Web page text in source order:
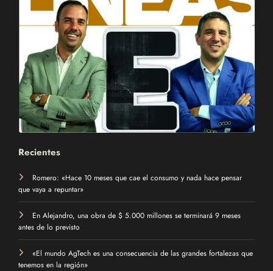
Recientes
Romero: «Hace 10 meses que cae el consumo y nada hace pensar
que vaya a repuntar»
En Alejandro, una obra de $ 5.000 millones se terminará 9 meses
antes de lo previsto
«El mundo AgTech es una consecuencia de las grandes fortalezas que
tenemos en la región»